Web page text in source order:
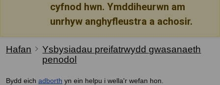
cyfnod hwn. Ymddiheurwn am
unrhyw anghyfleustra a achosir.
Hafan
Ysbysiadau preifatrwydd gwasanaeth
penodol
Bydd eich adborth yn ein helpu i wella'r wefan hon.